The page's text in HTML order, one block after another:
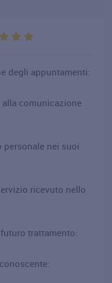
degli appuntamenti:
comunicazione
nei suoi
ricevuto nello
trattamento: